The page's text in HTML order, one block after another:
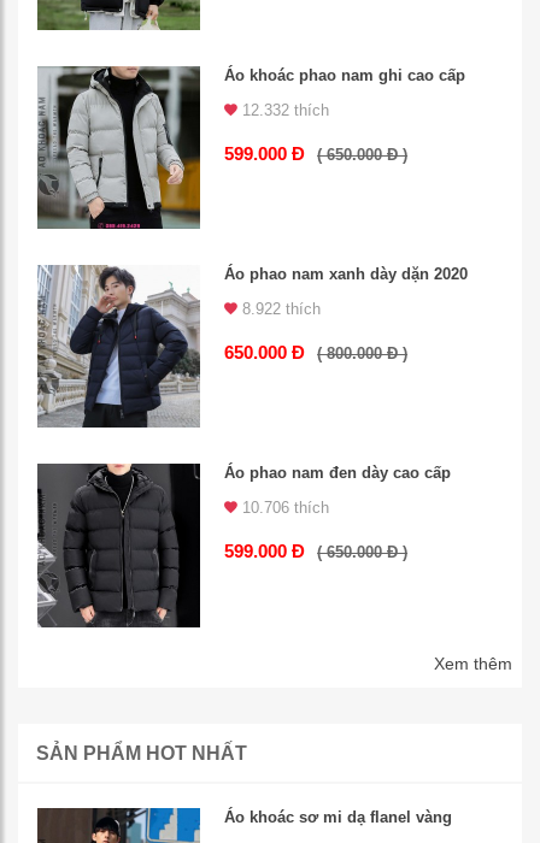
Áo khoác phao nam ghi cao cấp
12.332 thích
599.000 Đ ( 650.000 Đ )
Áo phao nam xanh dày dặn 2020
8.922 thích
650.000 Đ ( 800.000 Đ )
Áo phao nam đen dày cao cấp
10.706 thích
599.000 Đ ( 650.000 Đ )
Xem thêm
SẢN PHẨM HOT NHẤT
Áo khoác sơ mi dạ flanel vàng